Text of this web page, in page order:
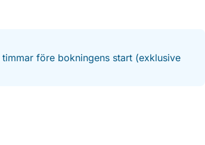
före bokningens start (exklusive